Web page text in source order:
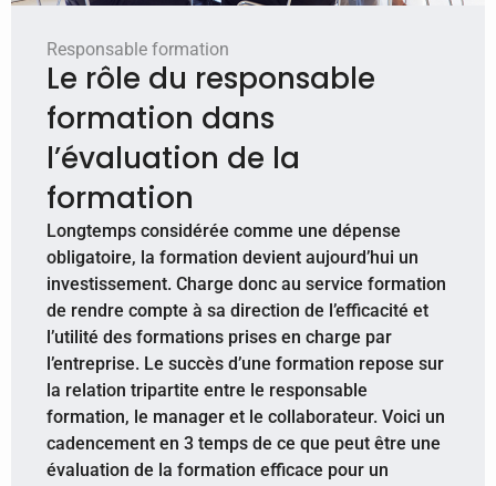
Responsable formation
Le rôle du responsable
formation dans
l’évaluation de la
formation
Longtemps considérée comme une dépense
obligatoire, la formation devient aujourd’hui un
investissement. Charge donc au service formation
de rendre compte à sa direction de l’efficacité et
l’utilité des formations prises en charge par
l’entreprise. Le succès d’une formation repose sur
la relation tripartite entre le responsable
formation, le manager et le collaborateur. Voici un
cadencement en 3 temps de ce que peut être une
évaluation de la formation efficace pour un